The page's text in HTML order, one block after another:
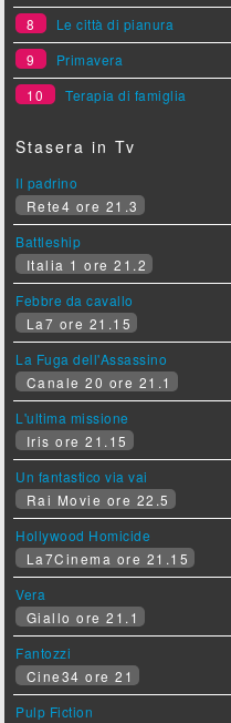
8
Le città di pianura
9
Primavera
10
Terapia di famiglia
Stasera in Tv
Il padrino
Rete4 ore 21.3
Battleship
Italia 1 ore 21.2
Febbre da cavallo
La7 ore 21.15
La Fuga dell'Assassino
Canale 20 ore 21.1
L'ultima missione
Iris ore 21.15
Un fantastico via vai
Rai Movie ore 22.5
Hollywood Homicide
La7Cinema ore 21.15
Vera
Giallo ore 21.1
Fantozzi
Cine34 ore 21
Pulp Fiction